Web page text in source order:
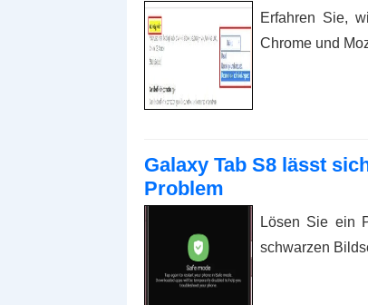
Erfahren Sie,
Chrome und
Galaxy Tab S8 lässt
Problem
Lösen Sie ein
schwarzen